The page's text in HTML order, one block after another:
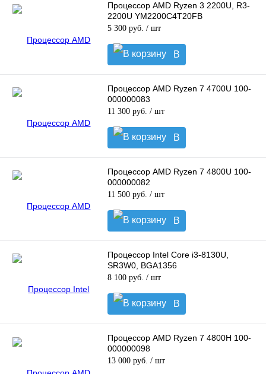
Процессор AMD Ryzen 3 2200U, R3-
2200U YM2200C4T20FB
5 300 руб. / шт
В
корзину
Процессор AMD Ryzen 7 4700U 100-
000000083
11 300 руб. / шт
В
корзину
Процессор AMD Ryzen 7 4800U 100-
000000082
11 500 руб. / шт
В
корзину
Процессор Intel Core i3-8130U,
SR3W0, BGA1356
8 100 руб. / шт
В
корзину
Процессор AMD Ryzen 7 4800H 100-
000000098
13 000 руб. / шт